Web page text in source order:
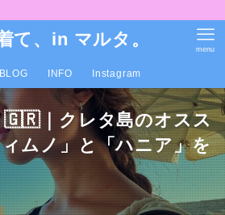
て、in マルタ。 menu
BLOG INFO Instagram
🇬🇷｜クレタ島のオスス
ムノ」と「ハニア」を